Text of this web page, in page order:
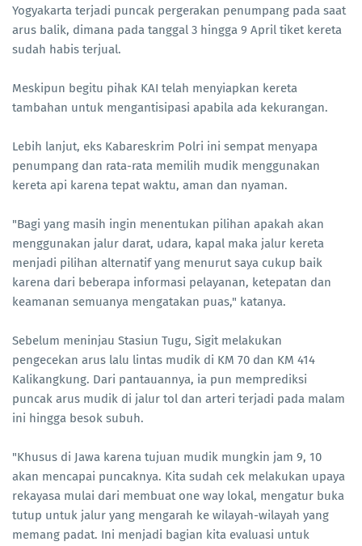
Yogyakarta terjadi puncak pergerakan penumpang pada saat
arus balik, dimana pada tanggal 3 hingga 9 April tiket kereta
sudah habis terjual.
Meskipun begitu pihak KAI telah menyiapkan kereta
tambahan untuk mengantisipasi apabila ada kekurangan.
Lebih lanjut, eks Kabareskrim Polri ini sempat menyapa
penumpang dan rata-rata memilih mudik menggunakan
kereta api karena tepat waktu, aman dan nyaman.
"Bagi yang masih ingin menentukan pilihan apakah akan
menggunakan jalur darat, udara, kapal maka jalur kereta
menjadi pilihan alternatif yang menurut saya cukup baik
karena dari beberapa informasi pelayanan, ketepatan dan
keamanan semuanya mengatakan puas," katanya.
Sebelum meninjau Stasiun Tugu, Sigit melakukan
pengecekan arus lalu lintas mudik di KM 70 dan KM 414
Kalikangkung. Dari pantauannya, ia pun memprediksi
puncak arus mudik di jalur tol dan arteri terjadi pada malam
ini hingga besok subuh.
"Khusus di Jawa karena tujuan mudik mungkin jam 9, 10
akan mencapai puncaknya. Kita sudah cek melakukan upaya
rekayasa mulai dari membuat one way lokal, mengatur buka
tutup untuk jalur yang mengarah ke wilayah-wilayah yang
memang padat. Ini menjadi bagian kita evaluasi untuk